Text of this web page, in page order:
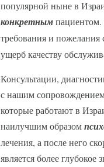
популярной ныне в
конкретнымпациентом.
требования и
ущерб качеству
Консультации,
с нашим
которые работают в
наилучшим образом
лечения, а после него
является более